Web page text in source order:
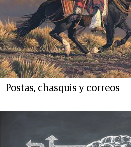
Postas, chasquis y correos